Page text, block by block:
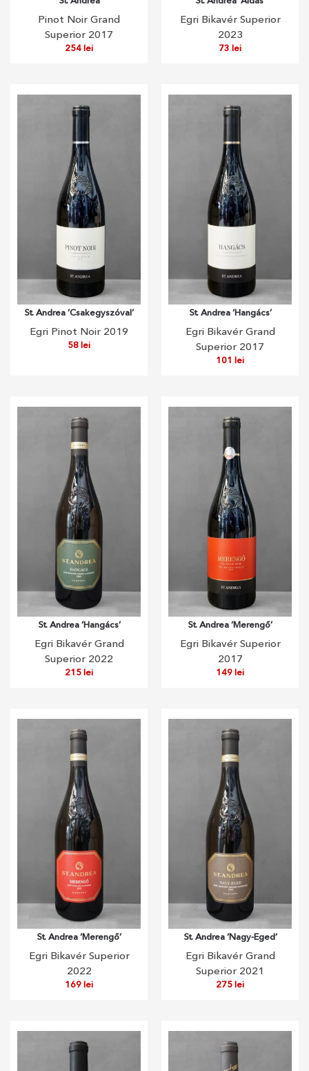
Pinot Noir Grand
Superior 2017
254lei
Egri Bikavér Superior
2023
73 lei
St. Andrea ‘Csakegyszóval’
Egri Pinot Noir 2019
58lei
St. Andrea ‘Hangács’
Egri Bikavér Grand
Superior 2017
101 lei
St. Andrea ‘Hangács’
Egri Bikavér Grand
Superior 2022
215lei
St. Andrea ‘Merengő’
Egri Bikavér Superior
2017
149lei
St. Andrea ‘Merengő’
Egri Bikavér Superior
2022
169lei
St. Andrea ‘Nagy-Eged’
Egri Bikavér Grand
Superior 2021
275lei